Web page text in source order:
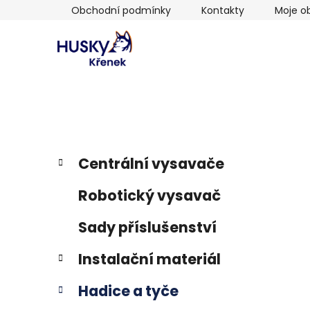
Obchodní podmínky Kontakty Moje
P
n
n
í
Přeskočit
kategorie
K
a
i
Centrální vysavače
Robotický vysavač
Sady příslušenství
Instalační materiál
Hadice a tyče